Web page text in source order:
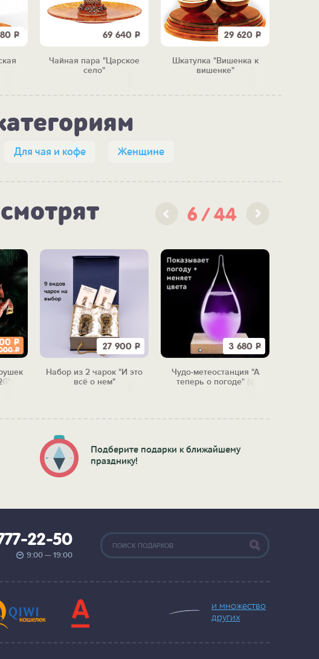
Р 69 640 Р
Чайная пара "Царское
село"
29 620 Р
Шкатулка "Вишенка к
вишенке"
Для чая и кофе Женщине
6 44
Р
Р 27 900 Р
Набор из 2 чарок "И это
всё о нем"
3 680 Р
Чудо-метеостанция "А
теперь о погоде" (с
Подберите подарки к ближайшему
празднику!
22-50
9:00 — 19:00
и множество
других